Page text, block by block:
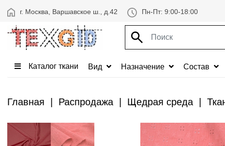
г. Москва, Варшавское ш., д.42 Пн-Пт: 9:00-18:00
Каталог ткани Вид Назначение Состав
Главная Распродажа Щедрая среда